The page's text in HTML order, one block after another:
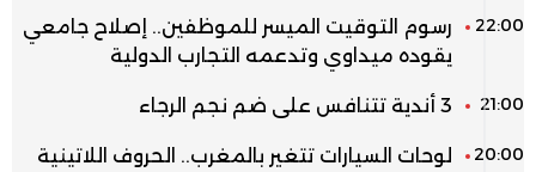
22:00
رسوم التوقيت الميسر للموظفين.. إصلاح جامعي
يقوده ميداوي وتدعمه التجارب الدولية
21:00 3 أندية تتنافس على ضم نجم الرجاء
20:00
لوحات السيارات تتغير بالمغرب.. الحروف اللاتينية